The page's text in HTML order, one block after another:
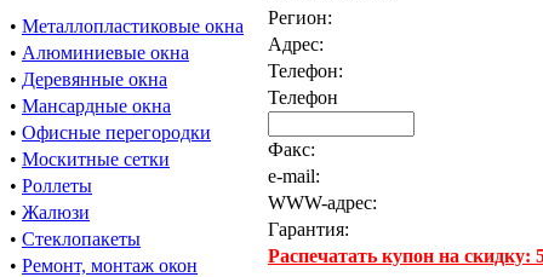
• Металлопластиковые окна
• Алюминиевые окна
• Деревянные окна
• Мансардные окна
• Офисные перегородки
• Москитные сетки
• Роллеты
• Жалюзи
• Стеклопакеты
• Ремонт, монтаж окон
Регион:
Адрес:
Телефон:
Телефон
Факс:
e-mail:
WWW-адрес:
Гарантия:
Распечатать купон на скидку: